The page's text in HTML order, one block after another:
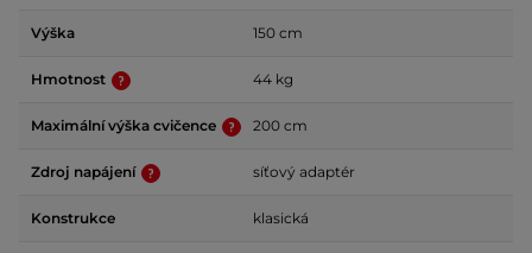
Výška 150 cm
Hmotnost 44 kg
Maximální výška cvičence 200 cm
Zdroj napájení síťový adaptér
Konstrukce klasická